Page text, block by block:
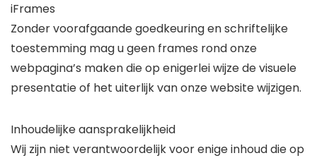
iFrames
Zonder voorafgaande goedkeuring en schriftelijke
toestemming mag u geen frames rond onze
webpagina’s maken die op enigerlei wijze de visuele
presentatie of het uiterlijk van onze website wijzigen.
Inhoudelijke aansprakelijkheid
Wij zijn niet verantwoordelijk voor enige inhoud die op